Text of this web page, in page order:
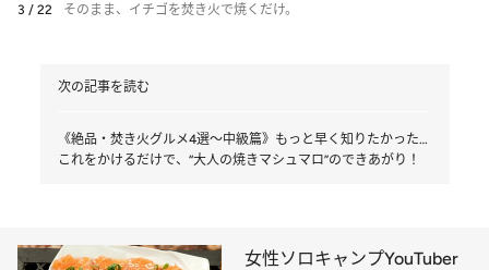
3 / 22 そのまま、イチゴを焚き火で焼くだけ。
次の記事を読む
《絶品・焚き火グルメ4選～中級篇》もっと早く知りたかった…
これをかけるだけで、“大人の焼きマシュマロ”のできあがり！
女性ソロキャンプYouTuber